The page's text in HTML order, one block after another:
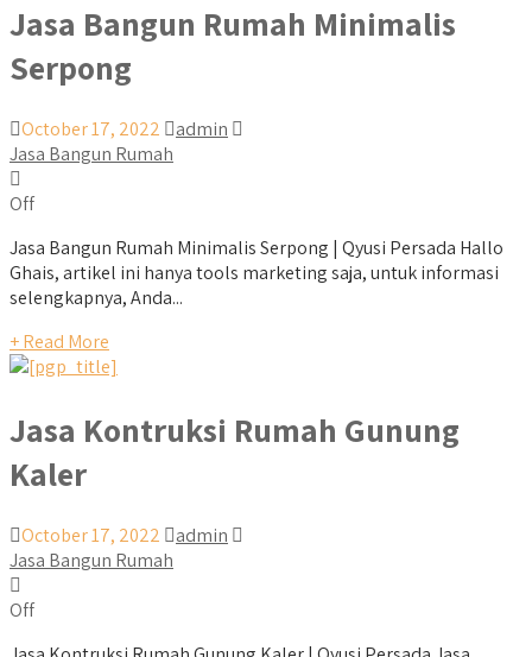
Jasa Bangun Rumah Minimalis
Serpong
October 17, 2022
admin
Jasa Bangun Rumah
Off
Jasa Bangun Rumah Minimalis Serpong | Qyusi Persada Hallo
Ghais, artikel ini hanya tools marketing saja, untuk informasi
selengkapnya, Anda...
+ Read More
Jasa Kontruksi Rumah Gunung
Kaler
October 17, 2022
admin
Jasa Bangun Rumah
Off